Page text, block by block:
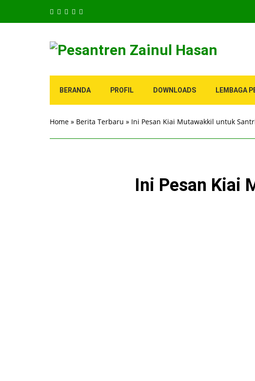
BERANDA PROFIL DOWNLOADS LEMBAGA
Home » Berita Terbaru » Ini Pesan Kiai Mutawakkil untuk
Ini Pesan Kiai